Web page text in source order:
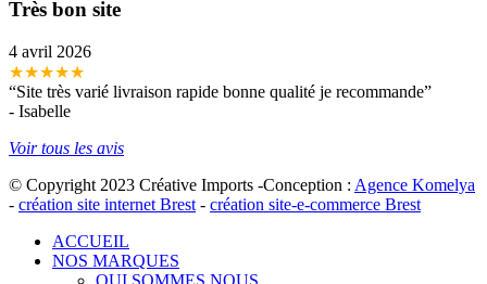
Très bon site
4 avril 2026
★★★★★
“Site très varié livraison rapide bonne qualité je recommande”
- Isabelle
Voir tous les avis
© Copyright 2023 Créative Imports -Conception : Agence Komelya
- création site internet Brest - création site-e-commerce Brest
ACCUEIL
NOS MARQUES